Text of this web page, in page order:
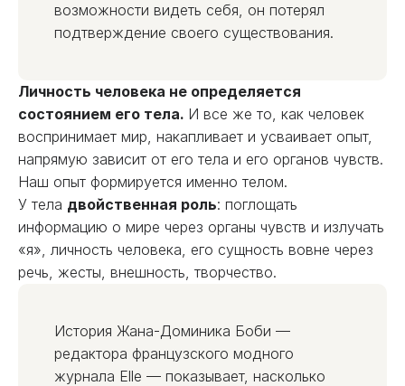
возможности видеть себя, он потерял
подтверждение своего существования.
Личность человека не определяется
состоянием его тела. И все же то, как человек
воспринимает мир, накапливает и усваивает опыт,
напрямую зависит от его тела и его органов чувств.
Наш опыт формируется именно телом.
У тела двойственная роль: поглощать
информацию о мире через органы чувств и излучать
«я», личность человека, его сущность вовне через
речь, жесты, внешность, творчество.
История Жана-Доминика Боби —
редактора французского модного
журнала Elle — показывает, насколько